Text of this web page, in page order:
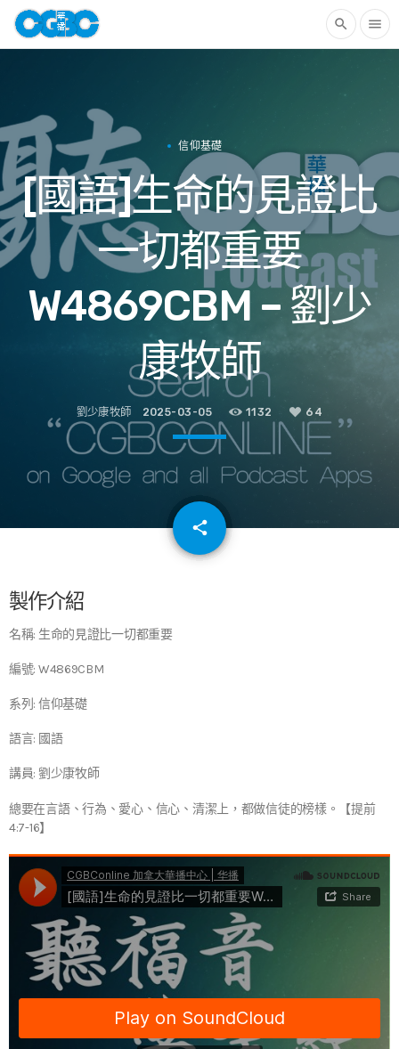
search menu
信仰基礎
[國語]生命的見證比
一切都重要
W4869CBM – 劉少
康牧師
劉少康牧師 2025-03-05 1132 64
share
email
製作介紹
名稱: 生命的見證比一切都重要
編號: W4869CBM
系列: 信仰基礎
語言: 國語
講員: 劉少康牧師
總要在言語、行為、愛心、信心、清潔上，都做信徒的榜樣。【提前
4:7-16】